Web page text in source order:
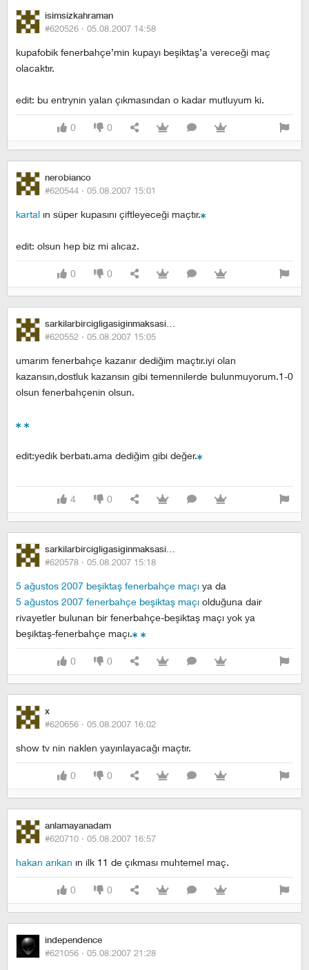
isimsizkahraman
#620526 · 05.08.2007 14:58
kupafobik fenerbahçe’min kupayı beşiktaş’a vereceği maç
olacaktır.
edit: bu entrynin yalan çıkmasından o kadar mutluyum ki.
0 0
nerobianco
#620544 · 05.08.2007 15:01
kartal ın süper kupasını çiftleyeceği maçtır.
edit: olsun hep biz mi alıcaz.
0 0
#620552 · 05.08.2007 15:05
umarım fenerbahçe kazanır dediğim maçtır.iyi olan
kazansın,dostluk kazansın gibi temennilerde bulunmuyorum.1-0
olsun fenerbahçenin olsun.
edit:yedik berbatı.ama dediğim gibi değer.
4 0
#620578 · 05.08.2007 15:18
5 ağustos 2007 beşiktaş fenerbahçe maçı ya da
5 ağustos 2007 fenerbahçe beşiktaş maçı olduğuna dair
rivayetler bulunan bir fenerbahçe-beşiktaş maçı yok ya
beşiktaş-fenerbahçe maçı.
0 0
x
#620656 · 05.08.2007 16:02
show tv nin naklen yayınlayacağı maçtır.
0 0
anlamayanadam
#620710 · 05.08.2007 16:57
hakan arıkan ın ilk 11 de çıkması muhtemel maç.
0 0
independence
#621056 · 05.08.2007 21:28